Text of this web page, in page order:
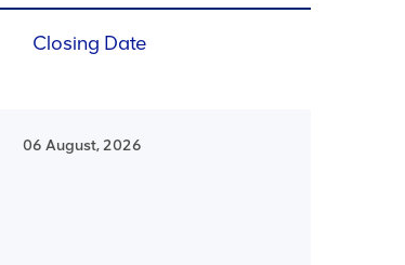
Closing Date
06 August, 2026